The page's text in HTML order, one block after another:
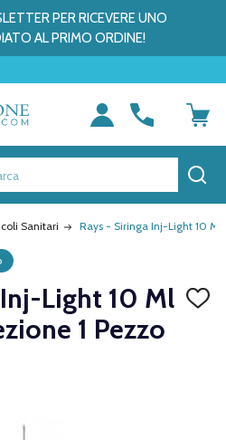
PER RICEVERE UNO
AL PRIMO ORDINE!
Sanitari Rays - Siringa Inj-Light 10 Ml
Light 10 Ml
1 Pezzo